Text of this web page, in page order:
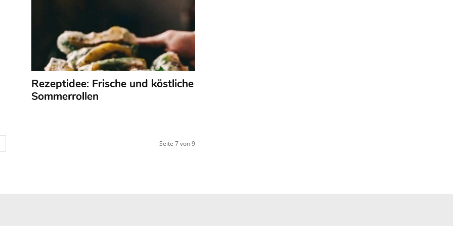
Rezeptidee: Frische und köstliche
Sommerrollen
Seite 7 von 9